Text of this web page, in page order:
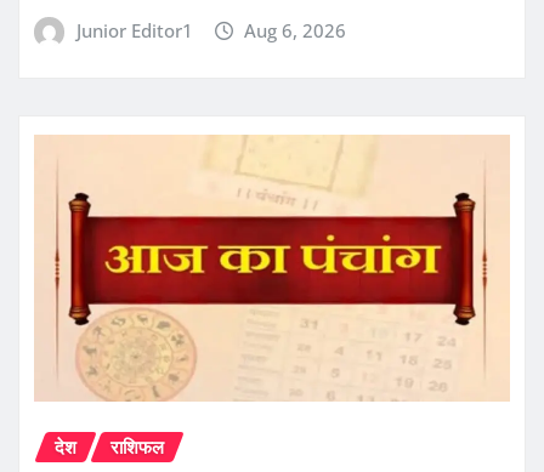
Junior Editor1 Aug 6, 2026
देश राशिफल